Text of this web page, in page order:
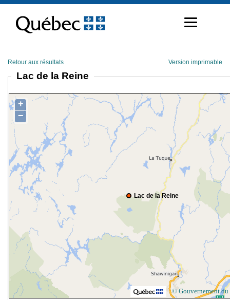
contenu
Retour aux résultats Version imprimable
Lac de la Reine
Lac de la Reine
+
−
© Gouvernement du